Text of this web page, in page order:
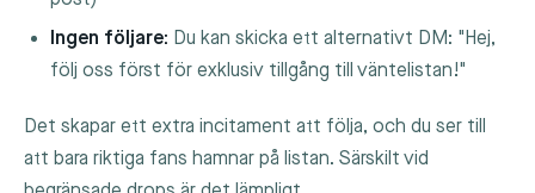
Ingen följare: Du kan skicka ett alternativt DM: "Hej,
följ oss först för exklusiv tillgång till väntelistan!"
Det skapar ett extra incitament att följa, och du ser till
att bara riktiga fans hamnar på listan. Särskilt vid